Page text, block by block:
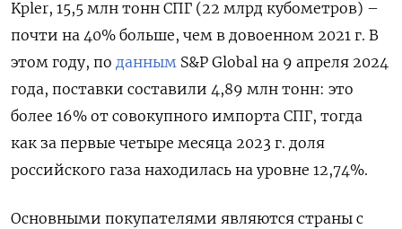
Kpler, 15,5 млн тонн СПГ (22 млрд кубометров) –
почти на 40% больше, чем в довоенном 2021 г. В
этом году, по данным S&P Global на 9 апреля 2024
года, поставки составили 4,89 млн тонн: это
более 16% от совокупного импорта СПГ, тогда
как за первые четыре месяца 2023 г. доля
российского газа находилась на уровне 12,74%.
Основными покупателями являются страны с